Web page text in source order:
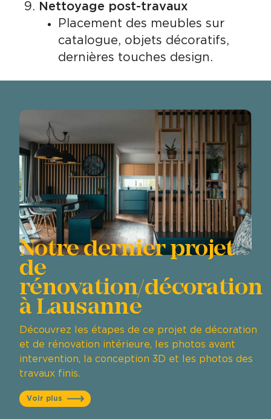
Nettoyage post-travaux
Placement des meubles sur
catalogue, objets décoratifs,
dernières touches design.
Notre dernier projet
de
rénovation/décoration
à Lausanne
Découvrez les étapes de ce projet de décoration
et de rénovation intérieure, les photos avant
intervention, la conception 3D et les photos des
travaux finis.
Voir plus